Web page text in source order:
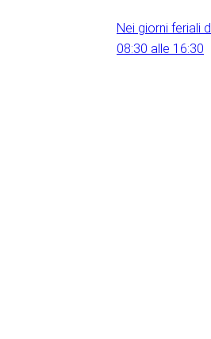
Nei giorni feriali
08:30 alle 16:30